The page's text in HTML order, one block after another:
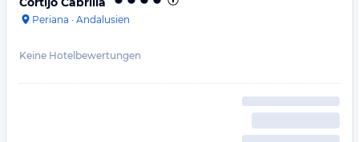
Periana · Andalusien
Keine Hotelbewertungen